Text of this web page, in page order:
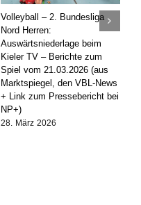
Volleyball – 2. Bundesliga
Nord Herren:
Auswärtsniederlage beim
Kieler TV – Berichte zum
Spiel vom 21.03.2026 (aus
Marktspiegel, den VBL-News
+ Link zum Pressebericht bei
NP+)
28. März 2026